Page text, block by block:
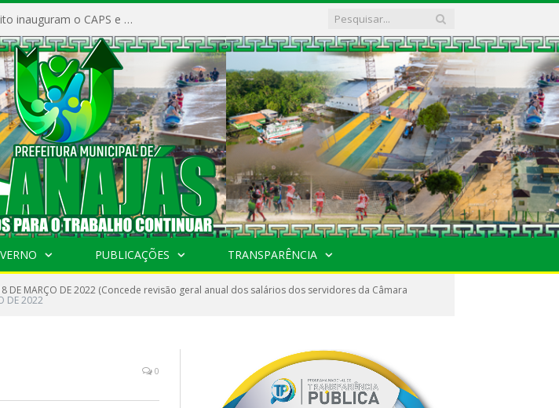
Prefeito Vivaldo Mendes e vice-prefeito Quito inauguram o CAPS e fortalecem a saúde pública em Anajás.
PUBLICAÇÕES TRANSPARÊNCIA
DE MARÇO DE 2022 (Concede revisão geral anual dos salários dos servidores da Câmara
DE 2022
0